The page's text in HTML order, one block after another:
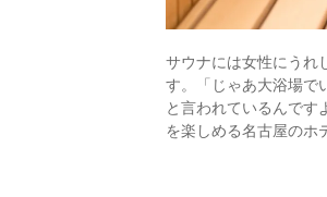
サウナには女性にうれ
す。「じゃあ大浴場で
と言われているんです
を楽しめる名古屋のホ